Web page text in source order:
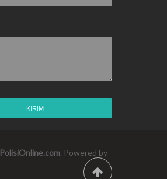
PolisiOnline.com. Powered by